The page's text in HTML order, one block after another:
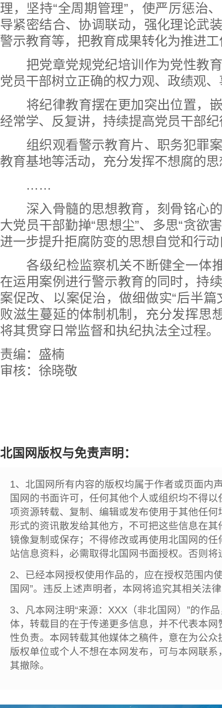
理，坚持“全周期管理”，使严厉惩治
导紧密结合、协调联动，强化理论武
警示教育等，把教育成果转化为推进
把党章党规党纪培训作为党性教
党员干部树立正确的权力观、政绩观
将纪律教育摆在更加突出位置，
经常学、反复讲，持续提高党员干部
组织观看警示教育片、职务犯罪
教育基地等活动，充分发挥不想腐的
……
深入骨髓的思想教育，刻骨铭心
大党员干部勤掸“思想尘”、多思“贪欲
进一步提升拒腐防变的思想自觉和行
各级纪检监察机关不断健全一体
在运用案例进行警示教育的同时，持
案促改、以案促治，做细做实“后半篇
败滋生蔓延的体制机制，充分发挥思
将其贯穿日常监督和执纪执法全过程。
责编：盛楠
审核：徐晓敬
北国网版权与免责声明：
1、北国网所有内容的版权均属于作者或页面内
国网的书面许可，任何其他个人或组织均不得
项资源转载、复制、编辑或发布使用于其他任
形式的资讯散发给其他方，不可把这些信息在
镜像复制或保存；不得修改或再使用北国网的
站信息资料，必需取得北国网书面授权。否则将
2、已经本网授权使用作品的，应在授权范围内
国网”。违反上述声明者，本网将追究其相关法
3、凡本网注明“来源：XXX（非北国网）”的作
体，转载目的在于传递更多信息，并不代表本
性负责。本网转载其他媒体之稿件，意在为公
版权单位或个人不想在本网发布，可与本网联
其撤除。